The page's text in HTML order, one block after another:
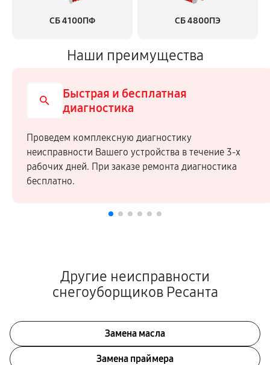
СБ 4100ПФ СБ 4800ПЭ
Наши преимущества
Быстрая и бесплатная
диагностика
Проведем комплексную диагностику
неисправности Вашего устройства в течение 3-х
рабочих дней. При заказе ремонта диагностика
бесплатно.
Другие неисправности
снегоуборщиков Ресанта
Замена масла
Замена праймера